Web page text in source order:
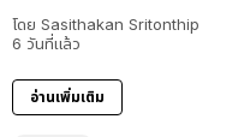
โดย Sasithakan Sritonthip
6 วันที่แล้ว
อ่านเพิ่มเติม